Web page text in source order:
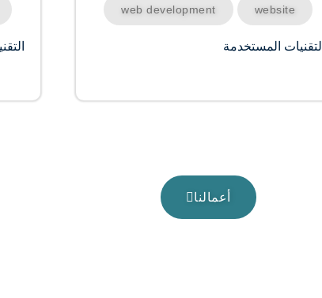
website
web development
التقنيات المستخدمة
أعمالنا